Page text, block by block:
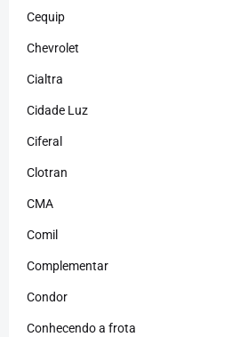
Cequip
Chevrolet
Cialtra
Cidade Luz
Ciferal
Clotran
CMA
Comil
Complementar
Condor
Conhecendo a frota